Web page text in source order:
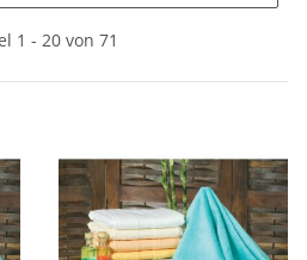
1 - 20 von 71